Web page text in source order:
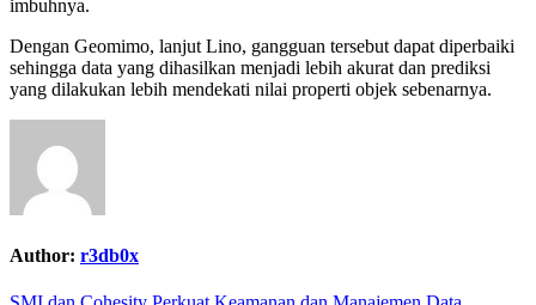
imbuhnya.
Dengan Geomimo, lanjut Lino, gangguan tersebut dapat diperbaiki
sehingga data yang dihasilkan menjadi lebih akurat dan prediksi
yang dilakukan lebih mendekati nilai properti objek sebenarnya.
Author: r3db0x